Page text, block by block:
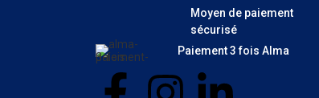
Moyen de paiement
sécurisé
Paiement 3 fois Alma